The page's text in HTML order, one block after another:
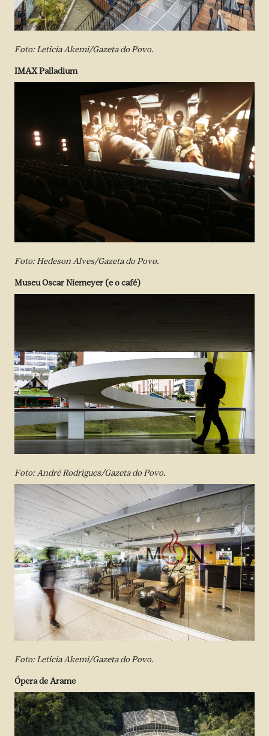
Foto: Leticia Akemi/Gazeta do Povo.
IMAX Palladium
Foto: Hedeson Alves/Gazeta do Povo.
Museu Oscar Niemeyer (e o café)
Foto: André Rodrigues/Gazeta do Povo.
Foto: Leticia Akemi/Gazeta do Povo.
Ópera de Arame